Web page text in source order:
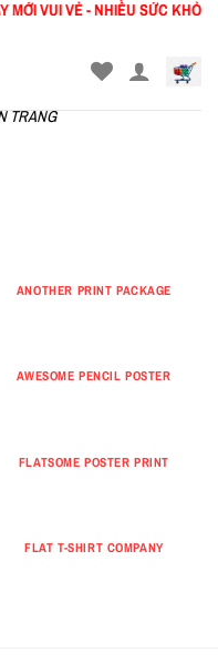
VUI VẺ - NHIỀU SỨC KHỎE !
TRANG
ANOTHER PRINT PACKAGE
AWESOME PENCIL POSTER
FLATSOME POSTER PRINT
FLAT T-SHIRT COMPANY